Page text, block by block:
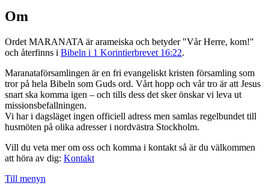
Om
Ordet MARANATA är arameiska och betyder "Vår Herre, kom!"
och återfinns i Bibeln i 1 Korintierbrevet 16:22.
Maranataförsamlingen är en fri evangeliskt kristen församling som
tror på hela Bibeln som Guds ord. Vårt hopp och vår tro är att Jesus
snart ska komma igen – och tills dess det sker önskar vi leva ut
missionsbefallningen.
Vi har i dagsläget ingen officiell adress men samlas regelbundet till
husmöten på olika adresser i nordvästra Stockholm.
Vill du veta mer om oss och komma i kontakt så är du välkommen
att höra av dig: Kontakt
Till menyn